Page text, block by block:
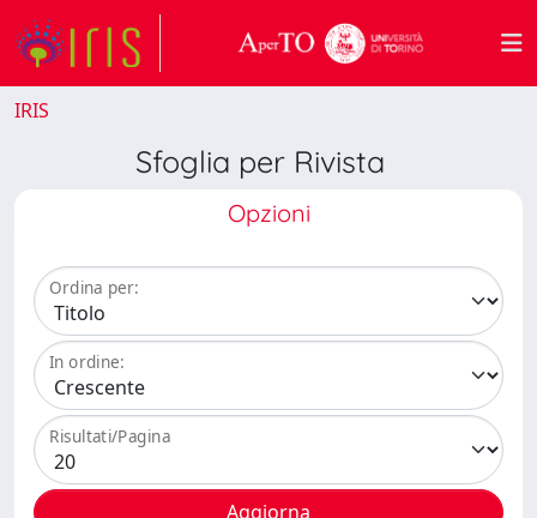
IRIS
Sfoglia per Rivista
Opzioni
Ordina per:
In ordine:
Risultati/Pagina